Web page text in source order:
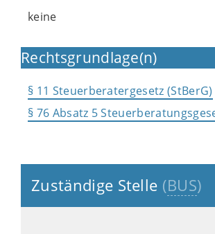
keine
Rechtsgrundlage(n)
§ 11 Steuerberatergesetz (StBerG)
§ 76 Absatz 5
Zuständige Stelle (BUS)